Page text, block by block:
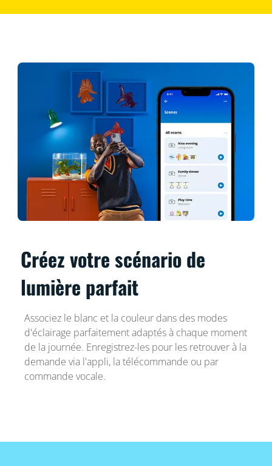
Créez votre scénario de
lumière parfait
Associez le blanc et la couleur dans des modes
d'éclairage parfaitement adaptés à chaque moment
de la journée. Enregistrez-les pour les retrouver à la
demande via l'appli, la télécommande ou par
commande vocale.